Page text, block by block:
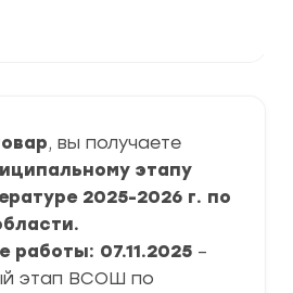
, вы получаете
этапу
2025-2026 г. по
работы: 07.11.2025 –
этап ВСОШ по